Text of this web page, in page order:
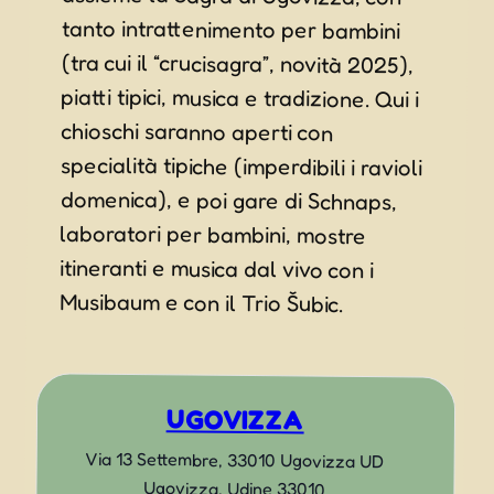
Musibaum e con il Trio Šubic.
UGOVIZZA
Via 13 Settembre, 33010 Ugovizza UD
Ugovizza, Udine 33010